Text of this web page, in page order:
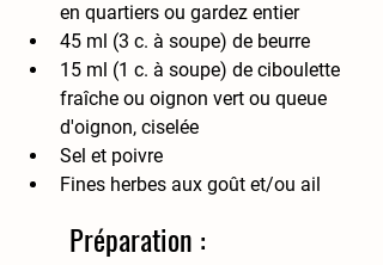
en quartiers ou gardez entier
45 ml (3 c. à soupe) de beurre
15 ml (1 c. à soupe) de ciboulette
fraîche ou oignon vert ou queue
d'oignon, ciselée
Sel et poivre
Fines herbes aux goût et/ou ail
Préparation :